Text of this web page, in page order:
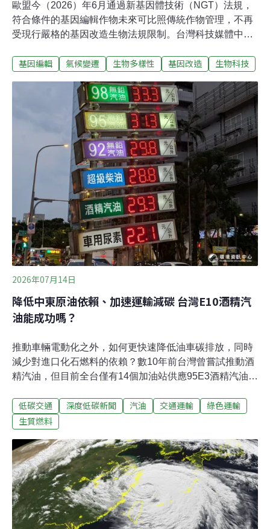
歐盟今（2026）年6月通過新基因體技術（NGT）法規，
符合條件的基因編輯作物未來可比照傳統作物管理，不再
受現行嚴格的基因改造生物法規限制。台灣科技媒體中心
育耐熱、耐旱、抗病等具氣候韌性的作物，但台灣缺乏相
全性相當 歐盟推新法鬆綁管制歐盟2001年通過基因改造生
物（genetically modified organisms, GMOs）法規。然而
隨著生物科技的進步，發展出不必跨物種基因轉殖
（transgenesis）的「新基因體技術」（new genomic
techniques, NGTs），能直接在基因體特定位置進行精準
「基因編輯」（genome editing, GE）。
基因編輯 氣候變遷 生物多樣性 基因改造 生物科技
2026年07月14日
降低中東原油依賴、加速運輸減碳 台灣E10酒精汽
油能成功嗎？
推動車輛電動化之外，如何更快速降低油車碳排放，同時
減少對進口化石燃料的依賴？數10年前台灣曾嘗試推動酒
精汽油，但目前全台僅有14個加油站供應95E3酒精汽油
展，菲律賓已實施E10（即汽油摻配10%酒精）強制政
策，並規劃提升至E15；印度僅花8年便從E3推進至E20強
泰國則透過補貼措施，鼓勵民眾使用E20等汽油。全球綠
色燃料中心（GCGF）與國際氣候發展智庫本月7日舉辦
「酒精汽油助攻台灣低碳運輸與能源韌性國際論壇」，邀
請國際專家來台，與政府機關和國營事業對談，探討重新
推動酒精汽油的可能性。酒精汽油重回政策討論：加速運
輸減碳、能源自主摻配生質酒精的酒精汽油，被視為運輸
低碳交通 深度低碳新聞 汽油 交通運輸
綠色運輸
生質燃料